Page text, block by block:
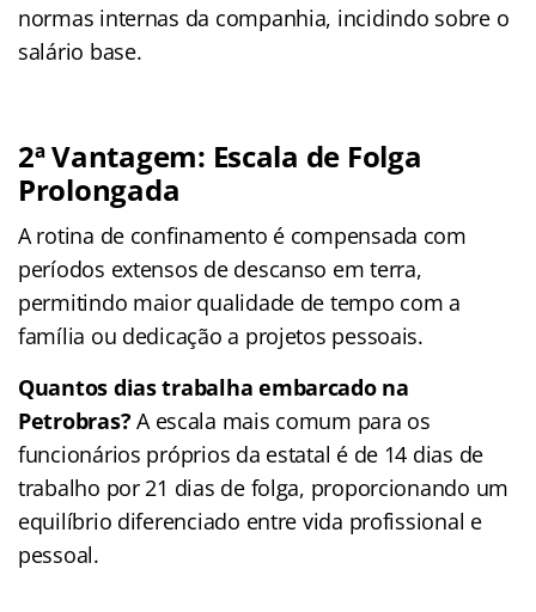
normas internas da companhia, incidindo sobre o
salário base.
2ª Vantagem: Escala de Folga
Prolongada
A rotina de confinamento é compensada com
períodos extensos de descanso em terra,
permitindo maior qualidade de tempo com a
família ou dedicação a projetos pessoais.
Quantos dias trabalha embarcado na
Petrobras?A escala mais comum para os
funcionários próprios da estatal é de 14 dias de
trabalho por 21 dias de folga, proporcionando um
equilíbrio diferenciado entre vida profissional e
pessoal.